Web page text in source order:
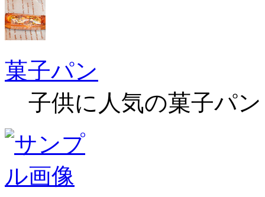
菓子パン
子供に人気の菓子パ